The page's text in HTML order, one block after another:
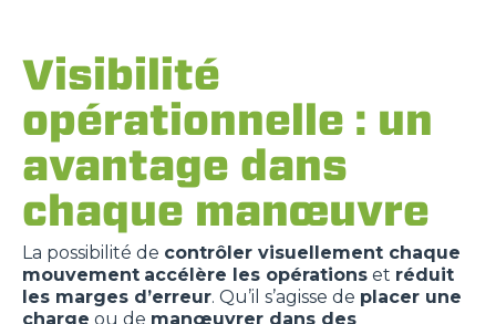
Visibilité
opérationnelle : un
avantage dans
chaque manœuvre
La possibilité de contrôler visuellement chaque
mouvement accélère les opérations et réduit
les marges d’erreur. Qu’il s’agisse de placer une
charge ou de manœuvrer dans des